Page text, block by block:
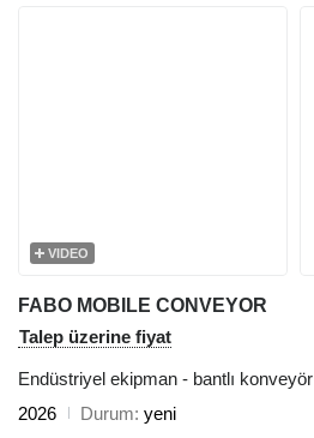
VIDEO
FABO MOBILE CONVEYOR
Talep üzerine fiyat
Endüstriyel ekipman - bantlı konveyör
2026
Durum yeni